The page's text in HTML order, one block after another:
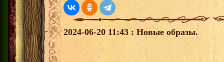
2024-06-20 11:43 : Новые образы.